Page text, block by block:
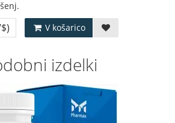
V košarico
izdelki